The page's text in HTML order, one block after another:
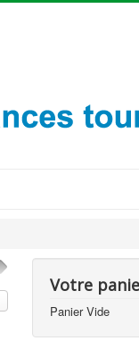
Votre
Panier Vide